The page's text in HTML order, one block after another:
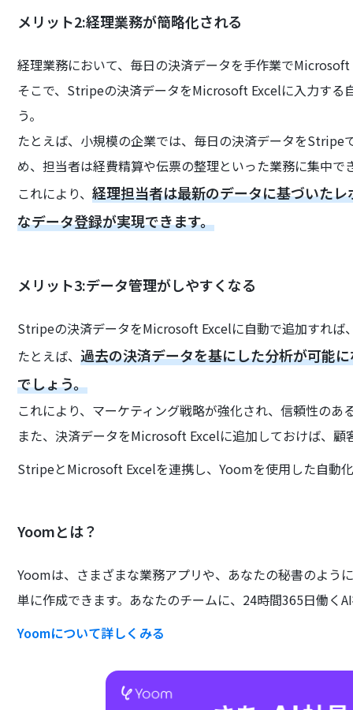
メリット2:経理業務が簡略化される
経理業務において、毎日の決済データを手作業で
そこで、Stripeの決済データをMicrosoft Excelに入力する
う。
たとえば、小規模の企業では、毎日の決済データを
め、担当者は経費精算や伝票の整理といった業務に集中で
これにより、経理担当者は最新のデータに基づいた
なデータ登録が実現できます。
メリット3:データ管理がしやすくなる
Stripeの決済データをMicrosoft Excelに自動で追加すれば
たとえば、過去の決済データを基にした分析が可能
でしょう。
これにより、マーケティング戦略が強化され、信頼性の
また、決済データをMicrosoft Excelに追加しておけば、
StripeとMicrosoft Excelを連携し、Yoomを使用した自動
Yoomとは？
Yoomは、さまざまな業務アプリや、あなたの秘書のよう
単に作成できます。あなたのチームに、24時間365日働く
Yoomについて詳しくみる